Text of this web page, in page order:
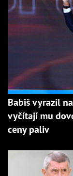
Babiš vyrazil
vyčítají mu
ceny paliv